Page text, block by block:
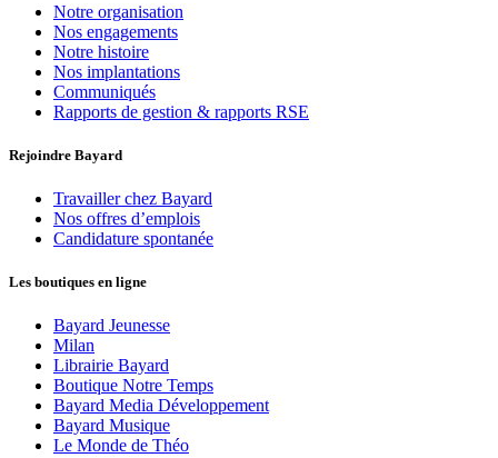
Notre organisation
Nos engagements
Notre histoire
Nos implantations
Communiqués
Rapports de gestion & rapports RSE
Rejoindre Bayard
Travailler chez Bayard
Nos offres d’emplois
Candidature spontanée
Les boutiques en ligne
Bayard Jeunesse
Milan
Librairie Bayard
Boutique Notre Temps
Bayard Media Développement
Bayard Musique
Le Monde de Théo